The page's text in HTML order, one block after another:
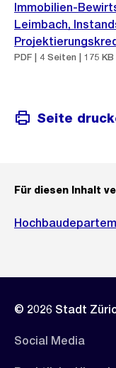
Immobilien-
Leimbach,
PDF | 4 Seiten | 175 KB
Seite
Für diesen Inhalt
© 2026 Stadt
Social Media